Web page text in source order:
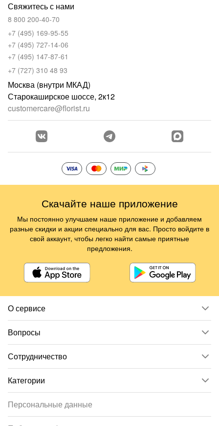
О сервисе
Вопросы
Сотрудничество
Категории
Свяжитесь с нами
8 800 200-40-70
+7 (495) 169-95-55
+7 (495) 727-14-06
+7 (495) 147-87-61
+7 (727) 310 48 93
Москва (внутри МКАД)
Старокаширское шоссе, 2к12
customercare@florist.ru
Персональные данные
Скачайте наше приложение
Мы постоянно улучшаем наше приложение и добавляем
разные скидки и акции специально для вас. Просто войдите в
свой аккаунт, чтобы легко найти самые приятные
предложения.